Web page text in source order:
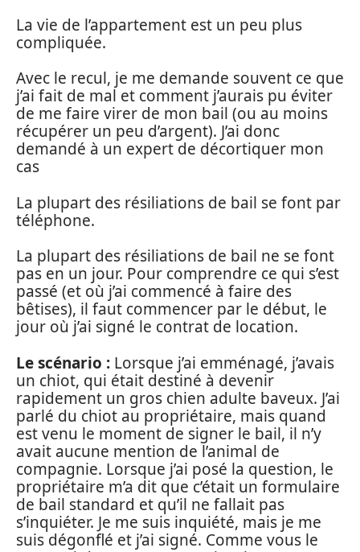
La vie de l’appartement est un peu plus
compliquée.
Avec le recul, je me demande souvent ce que
j’ai fait de mal et comment j’aurais pu éviter
de me faire virer de mon bail (ou au moins
récupérer un peu d’argent). J’ai donc
demandé à un expert de décortiquer mon
cas
La plupart des résiliations de bail se font par
téléphone.
La plupart des résiliations de bail ne se font
pas en un jour. Pour comprendre ce qui s’est
passé (et où j’ai commencé à faire des
bêtises), il faut commencer par le début, le
jour où j’ai signé le contrat de location.
Le scénario : Lorsque j’ai emménagé, j’avais
un chiot, qui était destiné à devenir
rapidement un gros chien adulte baveux. J’ai
parlé du chiot au propriétaire, mais quand
est venu le moment de signer le bail, il n’y
avait aucune mention de l’animal de
compagnie. Lorsque j’ai posé la question, le
propriétaire m’a dit que c’était un formulaire
de bail standard et qu’il ne fallait pas
s’inquiéter. Je me suis inquiété, mais je me
suis dégonflé et j’ai signé. Comme vous le